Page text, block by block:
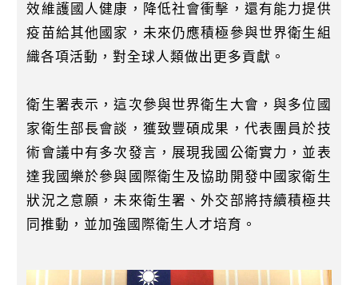
效維護國人健康，降低社會衝擊，還有能力提供
疫苗給其他國家，未來仍應積極參與世界衛生組
織各項活動，對全球人類做出更多貢獻。
衛生署表示，這次參與世界衛生大會，與多位國
家衛生部長會談，獲致豐碩成果，代表團員於技
術會議中有多次發言，展現我國公衛實力，並表
達我國樂於參與國際衛生及協助開發中國家衛生
狀況之意願，未來衛生署、外交部將持續積極共
同推動，並加強國際衛生人才培育。